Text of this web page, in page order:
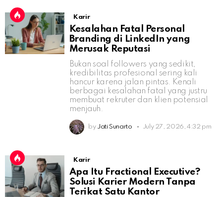
Karir
Kesalahan Fatal Personal
Branding di LinkedIn yang
Merusak Reputasi
Bukan soal followers yang sedikit,
kredibilitas profesional sering kali
hancur karena jalan pintas. Kenali
berbagai kesalahan fatal yang justru
membuat rekruter dan klien potensial
menjauh.
by Jati Sunarto July 27, 2026, 4:32 pm
Karir
Apa Itu Fractional Executive?
Solusi Karier Modern Tanpa
Terikat Satu Kantor